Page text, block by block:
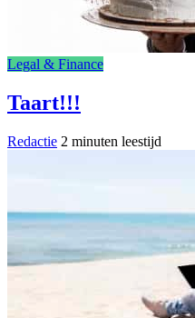
Legal & Finance
Taart!!!
Redactie 2 minuten leestijd